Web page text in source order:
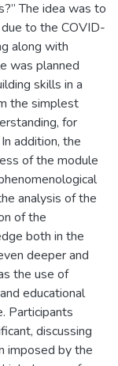
The idea was to
to the COVID-
along with
was planned
skills in a
the simplest
for
addition, the
of the module
analysis of the
of the
both in the
deeper and
the use of
educational
Participants
discussing
imposed by the